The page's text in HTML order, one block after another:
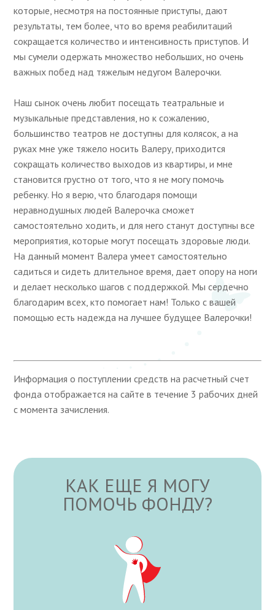
которые, несмотря на постоянные приступы, дают
результаты, тем более, что во время реабилитаций
сокращается количество и интенсивность приступов. И
мы сумели одержать множество небольших, но очень
важных побед над тяжелым недугом Валерочки.
Наш сынок очень любит посещать театральные и
музыкальные представления, но к сожалению,
большинство театров не доступны для колясок, а на
руках мне уже тяжело носить Валеру, приходится
сокращать количество выходов из квартиры, и мне
становится грустно от того, что я не могу помочь
ребенку. Но я верю, что благодаря помощи
неравнодушных людей Валерочка сможет
самостоятельно ходить, и для него станут доступны все
мероприятия, которые могут посещать здоровые люди.
На данный момент Валера умеет самостоятельно
садиться и сидеть длительное время, дает опору на ноги
и делает несколько шагов с поддержкой. Мы сердечно
благодарим всех, кто помогает нам! Только с вашей
помощью есть надежда на лучшее будущее Валерочки!
Информация о поступлении средств на расчетный счет
фонда отображается на сайте в течение 3 рабочих дней
с момента зачисления.
КАК ЕЩЕ Я МОГУ
ПОМОЧЬ ФОНДУ?